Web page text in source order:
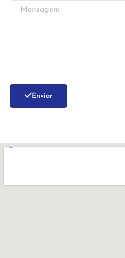
Enviar